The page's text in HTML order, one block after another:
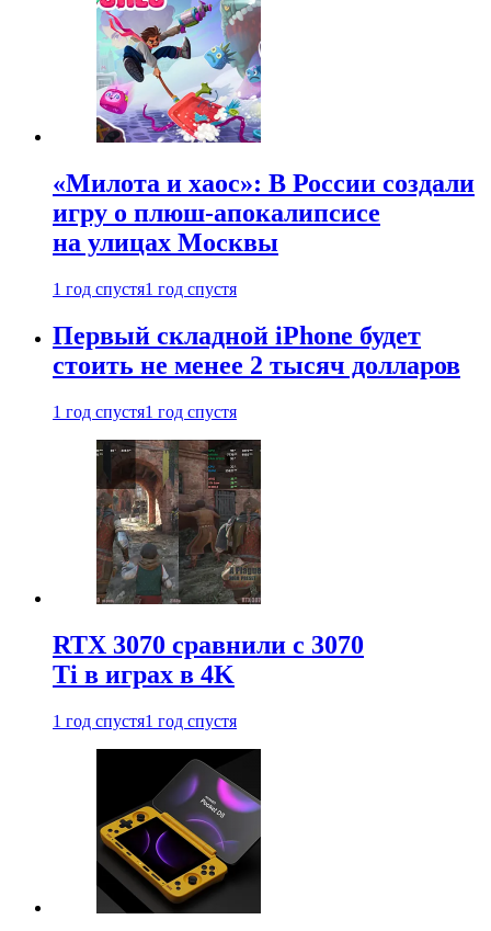
«Милота и хаос»: В России создали
игру о плюш-апокалипсисе
на улицах Москвы
1 год спустя1 год спустя
Первый складной iPhone будет
стоить не менее 2 тысяч долларов
1 год спустя1 год спустя
RTX 3070 сравнили с 3070
Ti в играх в 4K
1 год спустя1 год спустя